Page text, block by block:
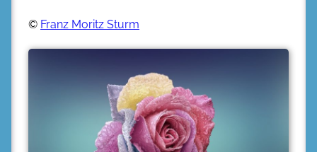
© Franz Moritz Sturm